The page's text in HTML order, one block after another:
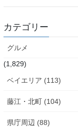
カテゴリー
グルメ
(1,829)
ベイエリア (113)
藤江・北町 (104)
県庁周辺 (88)